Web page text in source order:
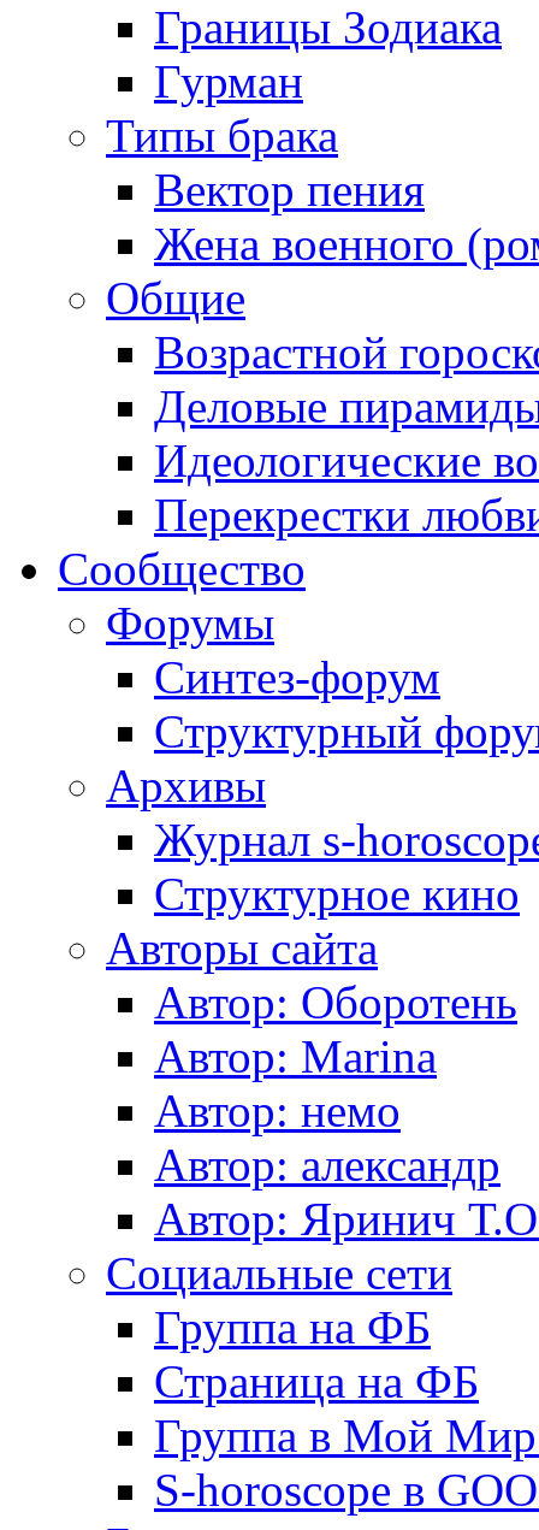
Границы Зодиака
Гурман
Типы брака
Вектор пения
Жена военного
Общие
Возрастной
Деловые
Идеологические
Перекрестки
Сообщество
Форумы
Синтез-форум
Структурный
Архивы
Журнал s-
Структурное кино
Авторы сайта
Автор: Оборотень
Автор: Marina
Автор: немo
Автор: александр
Автор: Яринич
Социальные сети
Группа на ФБ
Страница на ФБ
Группа в Мой
S-horoscope в